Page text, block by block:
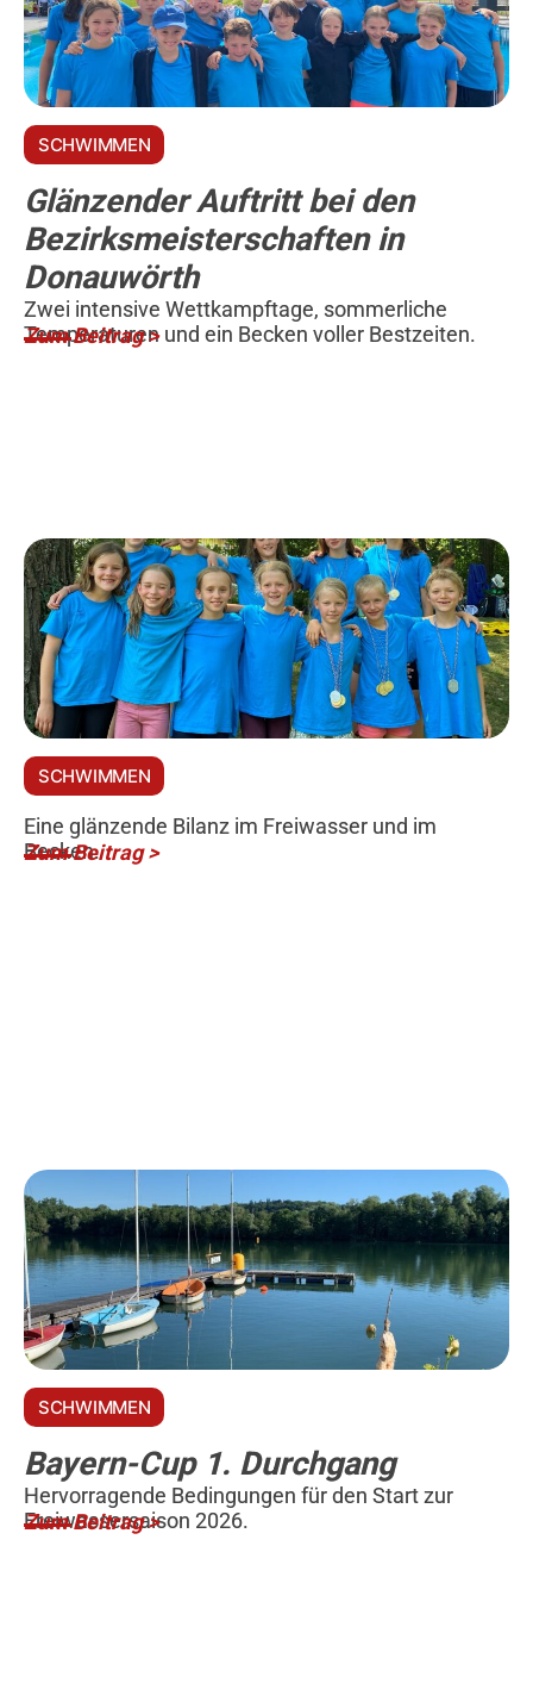
SCHWIMMEN
Glänzender Auftritt bei den
Bezirksmeisterschaften in
Donauwörth
Zwei intensive Wettkampftage, sommerliche
Temperaturen und ein Becken voller Bestzeiten.
Zum Beitrag >
SCHWIMMEN
Eine glänzende Bilanz im Freiwasser und im
Becken.
Zum Beitrag >
SCHWIMMEN
Bayern-Cup 1. Durchgang
Hervorragende Bedingungen für den Start zur
Freiwassersaison 2026.
Zum Beitrag >